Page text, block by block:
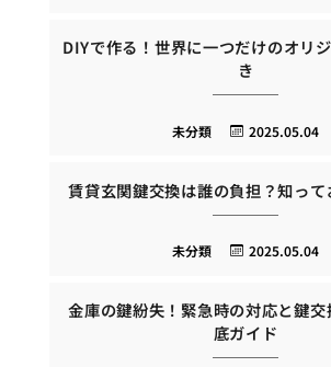
DIYで作る！世界に一つだけのオリ
き
2025.05.04
未分類
賃貸玄関鍵交換は誰の負担？知っ
2025.05.04
未分類
金庫の鍵紛失！緊急時の対応と鍵
底ガイド